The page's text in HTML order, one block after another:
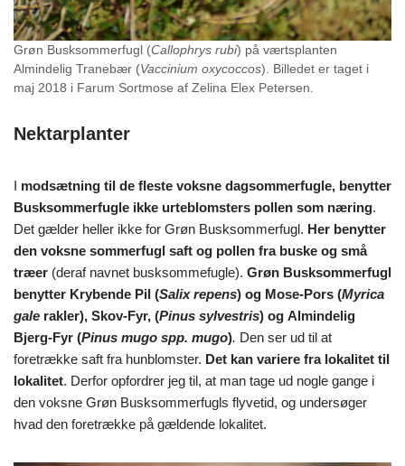
Grøn Busksommerfugl (Callophrys rubi) på værtsplanten
Almindelig Tranebær (Vaccinium oxycoccos). Billedet er taget i
maj 2018 i Farum Sortmose af Zelina Elex Petersen.
Nektarplanter
I modsætning til de fleste voksne dagsommerfugle, benytter
Busksommerfugle ikke urteblomsters pollen som næring.
Det gælder heller ikke for Grøn Busksommerfugl. Her benytter
den voksne sommerfugl saft og pollen fra buske og små
træer (deraf navnet busksommefugle). Grøn Busksommerfugl
benytter Krybende Pil (Salix repens) og Mose-Pors (Myrica
gale rakler), Skov-Fyr, (Pinus sylvestris) og Almindelig
Bjerg-Fyr (Pinus mugo spp. mugo). Den ser ud til at
foretrække saft fra hunblomster. Det kan variere fra lokalitet til
lokalitet. Derfor opfordrer jeg til, at man tage ud nogle gange i
den voksne Grøn Busksommerfugls flyvetid, og undersøger
hvad den foretrække på gældende lokalitet.